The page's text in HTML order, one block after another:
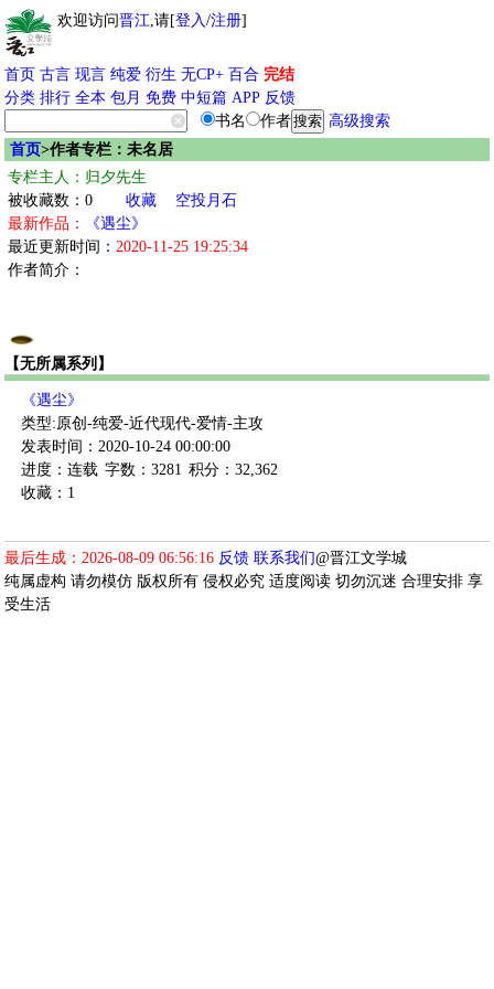
欢迎访问晋江,请[登入/注册]
首页 古言 现言 纯爱 衍生 无CP+ 百合 完结
分类 排行 全本 包月 免费 中短篇 APP 反馈
书名
作者
高级搜索
首页>作者专栏：未名居
专栏主人：归夕先生
被收藏数：0
收藏
空投月石
最新作品：
《遇尘》
最近更新时间： 2020-11-25 19:25:34
作者简介：
【无所属系列】
《遇尘》
类型:原创-纯爱-近代现代-爱情-主攻
发表时间：2020-10-24 00:00:00
进度：连载 字数：3281 积分：32,362
收藏：1
最后生成：2026-08-09 06:56:16 反馈 联系我们@晋江文学城
纯属虚构 请勿模仿 版权所有 侵权必究 适度阅读 切勿沉迷 合理安排 享
受生活